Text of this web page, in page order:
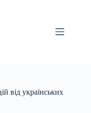
від українських